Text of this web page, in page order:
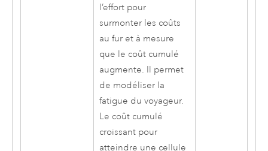
l’effort pour
surmonter les coûts
au fur et à mesure
que le coût cumulé
augmente. Il permet
de modéliser la
fatigue du voyageur.
Le coût cumulé
croissant pour
atteindre une cellule